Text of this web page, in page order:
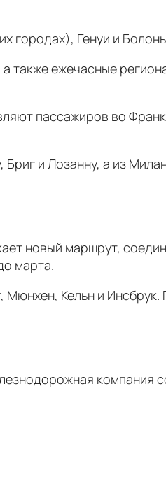
городах), Генуи и
также ежечасные
пассажиров во
и Лозанну, а из
новый маршрут,
марта.
Мюнхен, Кельн и Инсбрук.
компания